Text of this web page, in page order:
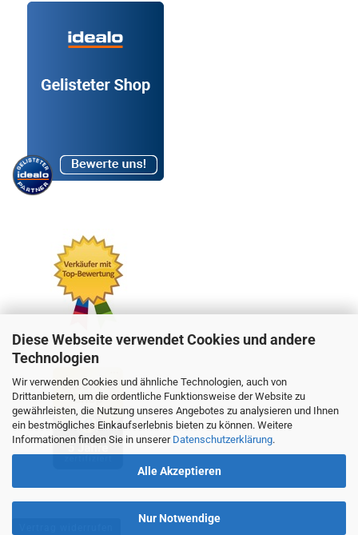
Diese Webseite verwendet Cookies und andere
Technologien
Wir verwenden Cookies und ähnliche Technologien, auch von
Drittanbietern, um die ordentliche Funktionsweise der Website zu
gewährleisten, die Nutzung unseres Angebotes zu analysieren und Ihnen
ein bestmögliches Einkaufserlebnis bieten zu können. Weitere
Informationen finden Sie in unserer Datenschutzerklärung.
Alle Akzeptieren
Nur Notwendige